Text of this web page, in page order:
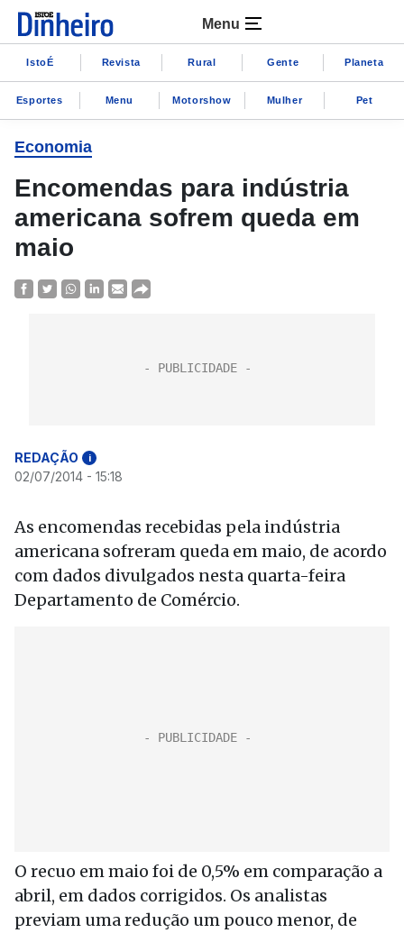
Menu
IstoÉ Revista Rural Gente Planeta
Esportes Menu Motorshow Mulher Pet
Economia
Encomendas para indústria
americana sofrem queda em
maio
REDAÇÃO i
02/07/2014 - 15:18
As encomendas recebidas pela indústria
americana sofreram queda em maio, de acordo
com dados divulgados nesta quarta-feira
Departamento de Comércio.
O recuo em maio foi de 0,5% em comparação a
abril, em dados corrigidos. Os analistas
previam uma redução um pouco menor, de